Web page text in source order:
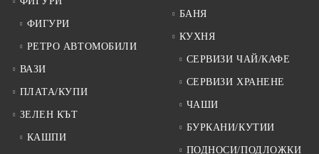
ФИГУРИ
РЕТРО АВТОМОБИЛИ
ВАЗИ
ПЛАТА/КУПИ
ЗЕЛЕН КЪТ
КАШПИ
БАНЯ
КУХНЯ
СЕРВИЗИ ЧАЙ/КАФЕ
СЕРВИЗИ ХРАНЕНЕ
ЧАШИ
БУРКАНИ/КУТИИ
ПОДНОСИ/ПОДЛОЖКИ